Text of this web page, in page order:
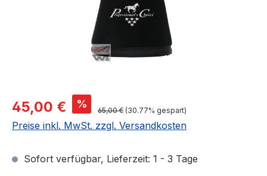
Verkaufspreis:
45,00 € % Regulärer Preis:
65,00 € (30.77% gespart)
Preise inkl. MwSt. zzgl. Versandkosten
Sofort verfügbar, Lieferzeit: 1 - 3 Tage